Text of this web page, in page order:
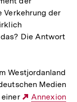
Verkehrung der
Die Antwort
Westjordanland
Medien
Externer
Annexion